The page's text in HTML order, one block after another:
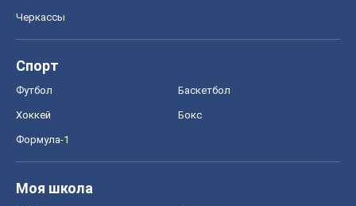
Черкассы
Спорт
Футбол Баскетбол
Хоккей Бокс
Формула-1
Моя школа